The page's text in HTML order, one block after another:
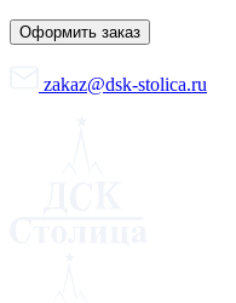
Оформить заказ
zakaz@dsk-stolica.ru